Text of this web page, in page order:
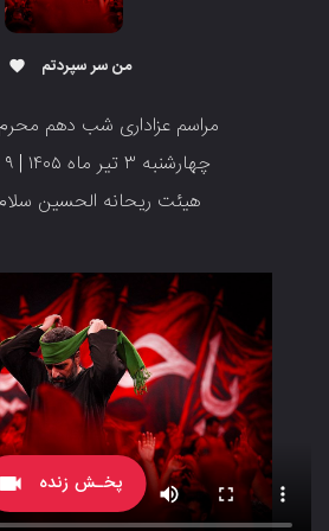
videocam پخـش زنده
من سر سپردتم favorite
مراسم عزاداری شب دهم محرم
‌‌‌‌‌‌‌‌‌‌چهارشنبه ۳ تیر ماه ۱۴۰۵ | ۹ محرم ۱۴۴۸
‌‌‌‌‌‌‌‌‌‌‌‌‌هیئت ریحانه الحسین سلام